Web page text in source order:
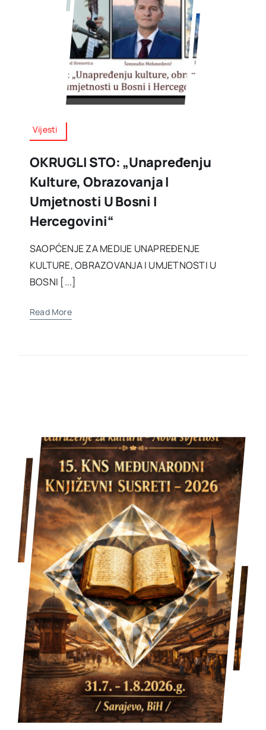
Vijesti
OKRUGLI STO: „Unapređenju
Kulture, Obrazovanja I
Umjetnosti U Bosni I
Hercegovini“
SAOPĆENJE ZA MEDIJE UNAPREĐENJE
KULTURE, OBRAZOVANJA I UMJETNOSTI U
BOSNI [...]
Read More